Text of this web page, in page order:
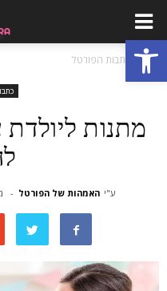
פתח סרגל נגישות
בית כתבות הפורטל
מתנות
ע"י האמהות של הפורטל -